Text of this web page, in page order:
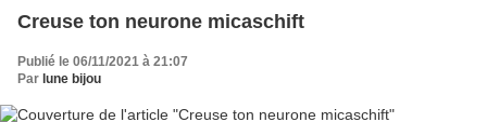
Creuse ton neurone micaschift
Publié le 06/11/2021 à 21:07
Par lune bijou